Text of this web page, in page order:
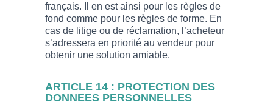
français. Il en est ainsi pour les règles de
fond comme pour les règles de forme. En
cas de litige ou de réclamation, l’acheteur
s’adressera en priorité au vendeur pour
obtenir une solution amiable.
ARTICLE 14 : PROTECTION DES
DONNEES PERSONNELLES